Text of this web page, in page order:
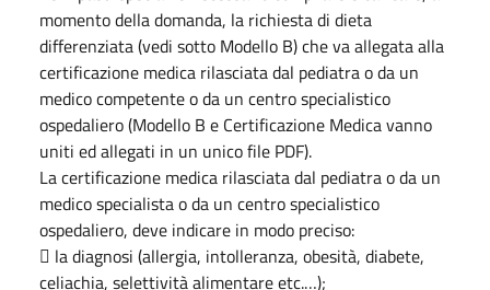
momento della domanda, la richiesta di dieta
differenziata (vedi sotto Modello B) che va allegata alla
certificazione medica rilasciata dal pediatra o da un
medico competente o da un centro specialistico
ospedaliero (Modello B e Certificazione Medica vanno
uniti ed allegati in un unico file PDF).
La certificazione medica rilasciata dal pediatra o da un
medico specialista o da un centro specialistico
ospedaliero, deve indicare in modo preciso:
 la diagnosi (allergia, intolleranza, obesità, diabete,
celiachia, selettività alimentare etc.…);